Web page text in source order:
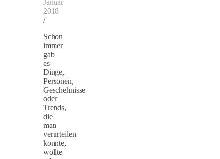
Januar
2018
/
Schon
immer
gab
es
Dinge,
Personen,
Geschehnisse
oder
Trends,
die
man
verurteilen
konnte,
wollte